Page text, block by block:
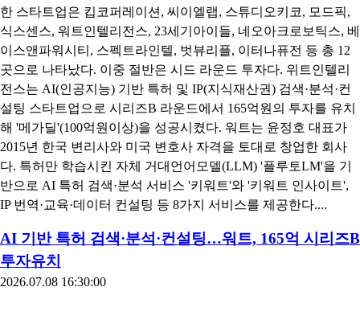
한 스타트업은 킵코퍼레이션, 씨이엘랩, 스튜디오키코, 모드픽,
식스센스, 워트인텔리전스, 23세기아이들, 네오아크로보틱스, 베
이스앤파워시티, 스펙트라인텔, 벗뷰리플, 이터나퓨전 등 총 12
곳으로 나타났다. 이중 절반은 시드 라운드 투자다. 위트인텔리
전스는 AI(인공지능) 기반 특허 및 IP(지식재산권) 검색·분석·컨
설팅 스타트업으로 시리즈B 라운드에서 165억원의 투자를 유치
해 '메가딜'(100억원이상)을 성공시켰다. 워트는 윤정호 대표가
2015년 한국 변리사와 미국 변호사 자격을 토대로 창업한 회사
다. 특허만 학습시킨 자체 거대언어모델(LLM) '플루토LM'을 기
반으로 AI 특허 검색·분석 서비스 '키워트'와 '키워트 인사이트',
IP 번역·교육·데이터 컨설팅 등 8가지 서비스를 제공한다....
AI 기반 특허 검색·분석·컨설팅…워트, 165억 시리즈B
투자유치
2026.07.08 16:30:00